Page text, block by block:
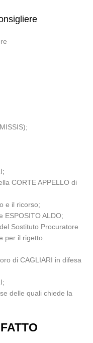
CORTE APPELLO di
e il ricorso;
ESPOSITO ALDO;
Sostituto Procuratore
per il rigetto.
di CAGLIARI in difesa
delle quali chiede la
FATTO